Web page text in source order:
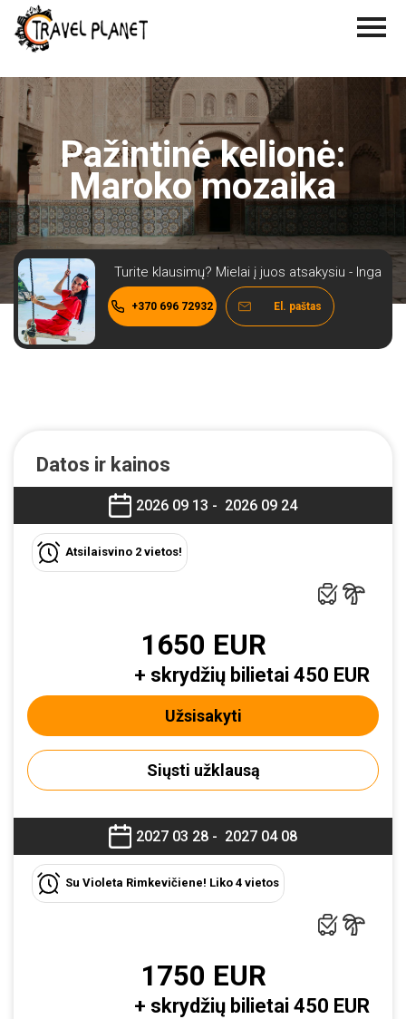
Pažintinė kelionė:
Maroko mozaika
Datos ir kainos
2026 09 13 - 2026 09 24
Atsilaisvino 2 vietos!
1650 EUR
+ skrydžių bilietai 450 EUR
Užsisakyti
Siųsti užklausą
2027 03 28 - 2027 04 08
Su Violeta Rimkevičiene! Liko 4 vietos
1750 EUR
+ skrydžių bilietai 450 EUR
Turite klausimų? Mielai į juos atsakysiu - Inga
+370 696 72932 El. paštas